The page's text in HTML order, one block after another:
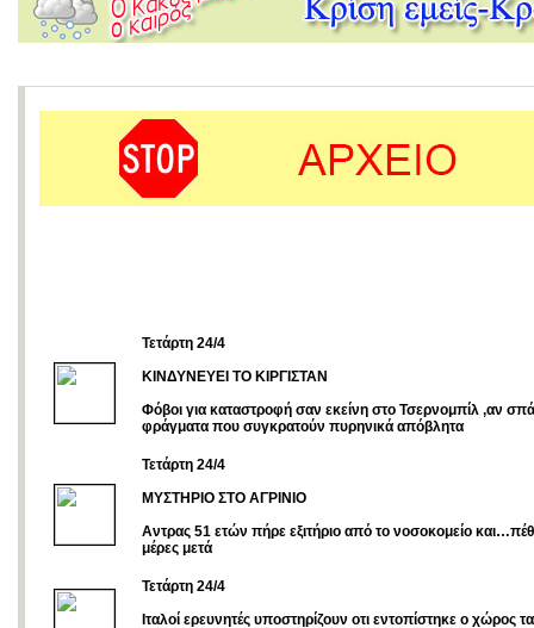
Τετάρτη 24/4
ΚΙΝΔΥΝΕΥΕΙ ΤΟ ΚΙΡΓΙΣΤΑΝ
Φόβοι για καταστροφή σαν εκείνη στο Τσερνομπίλ ,αν
φράγματα που συγκρατούν πυρηνικά απόβλητα
Τετάρτη 24/4
ΜΥΣΤΗΡΙΟ ΣΤΟ ΑΓΡΙΝΙΟ
Αντρας 51 ετών πήρε εξιτήριο από το νοσοκομείο
μέρες μετά
Τετάρτη 24/4
Ιταλοί ερευνητές υποστηρίζουν οτι εντοπίστηκε ο χώρος